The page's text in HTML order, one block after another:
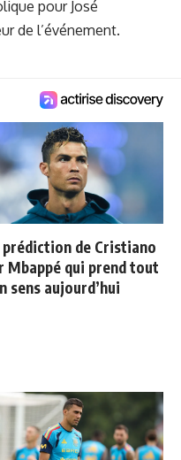
pour José
de l’événement.
prédiction de Cristiano
Mbappé qui prend tout
sens aujourd’hui